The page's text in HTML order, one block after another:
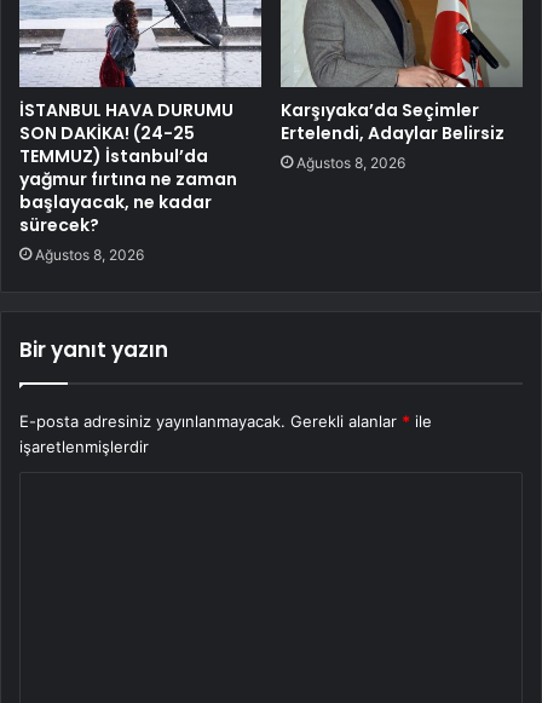
İSTANBUL HAVA DURUMU
SON DAKİKA! (24-25
TEMMUZ) İstanbul’da
yağmur fırtına ne zaman
başlayacak, ne kadar
sürecek?
Ağustos 8, 2026
Karşıyaka’da Seçimler
Ertelendi, Adaylar Belirsiz
Ağustos 8, 2026
Bir yanıt yazın
E-posta adresiniz yayınlanmayacak. Gerekli alanlar * ile
işaretlenmişlerdir